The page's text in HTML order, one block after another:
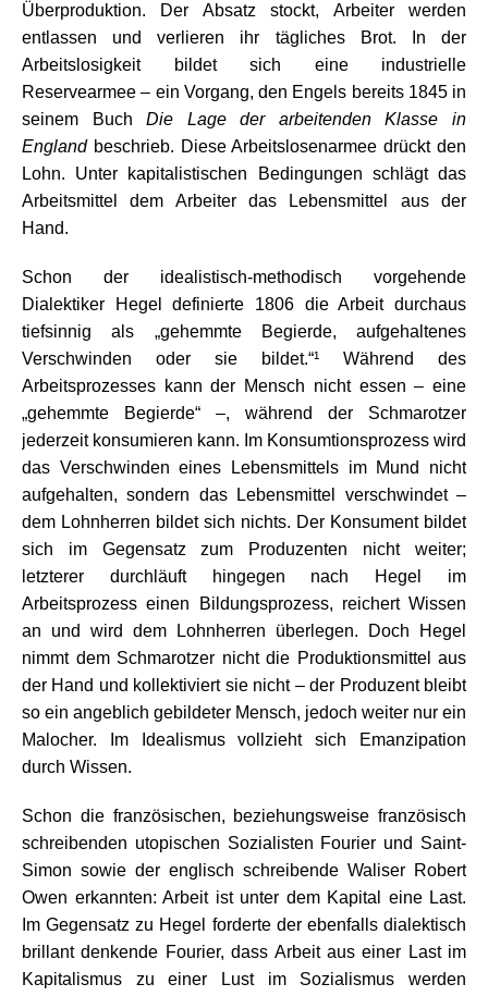
Überproduktion. Der Absatz stockt, Arbeiter werden
entlassen und verlieren ihr tägliches Brot. In der
Arbeitslosigkeit bildet sich eine industrielle
Reservearmee – ein Vorgang, den Engels bereits 1845 in
seinem BuchDie Lage der arbeitenden Klasse in
Englandbeschrieb. Diese Arbeitslosenarmee drückt den
Lohn. Unter kapitalistischen Bedingungen schlägt das
Arbeitsmittel dem Arbeiter das Lebensmittel aus der
Hand.
Schon der idealistisch-methodisch vorgehende
Dialektiker Hegel definierte 1806 die Arbeit durchaus
tiefsinnig als „gehemmte Begierde, aufgehaltenes
Verschwinden oder sie bildet.“¹ Während des
Arbeitsprozesses kann der Mensch nicht essen – eine
„gehemmte Begierde“ –, während der Schmarotzer
jederzeit konsumieren kann. Im Konsumtionsprozess wird
das Verschwinden eines Lebensmittels im Mund nicht
aufgehalten, sondern das Lebensmittel verschwindet –
dem Lohnherren bildet sich nichts. Der Konsument bildet
sich im Gegensatz zum Produzenten nicht weiter;
letzterer durchläuft hingegen nach Hegel im
Arbeitsprozess einen Bildungsprozess, reichert Wissen
an und wird dem Lohnherren überlegen. Doch Hegel
nimmt dem Schmarotzer nicht die Produktionsmittel aus
der Hand und kollektiviert sie nicht – der Produzent bleibt
so ein angeblich gebildeter Mensch, jedoch weiter nur ein
Malocher. Im Idealismus vollzieht sich Emanzipation
durch Wissen.
Schon die französischen, beziehungsweise französisch
schreibenden utopischen Sozialisten Fourier und Saint-
Simon sowie der englisch schreibende Waliser Robert
Owen erkannten: Arbeit ist unter dem Kapital eine Last.
Im Gegensatz zu Hegel forderte der ebenfalls dialektisch
brillant denkende Fourier, dass Arbeit aus einer Last im
Kapitalismus zu einer Lust im Sozialismus werden